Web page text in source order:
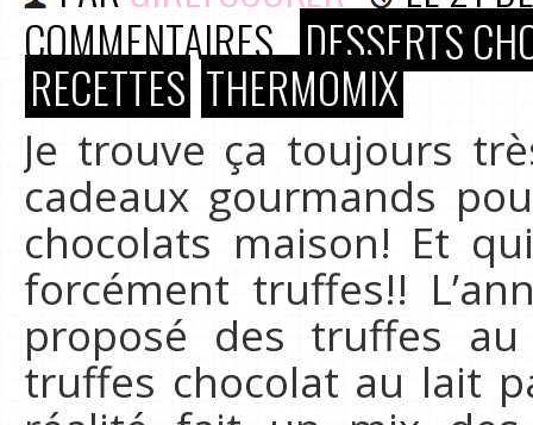
COMMENTAIRES DESSERTS
RECETTES THERMOMIX
Je trouve ça toujours
cadeaux gourmands
chocolats maison! Et
forcément truffes!!
proposé des truffes
truffes chocolat au lait